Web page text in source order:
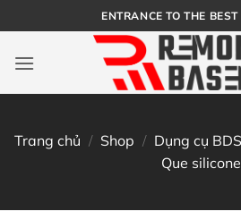
qua
nội
ENTRANCE TO THE
Trang chủ / Shop / Dụng cụ
Que silicone